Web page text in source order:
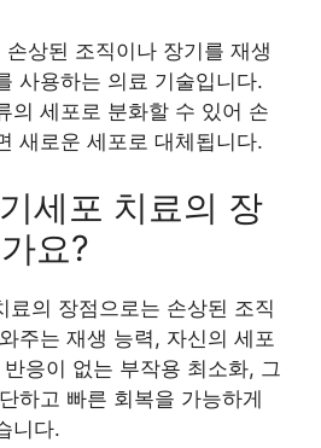
상된 조직이나 장기를 재생
사용하는 의료 기술입니다.
의 세포로 분화할 수 있어 손
새로운 세포로 대체됩니다.
세포 치료의 장
요?
료의 장점으로는 손상된 조직
주는 재생 능력, 자신의 세포
응이 없는 부작용 최소화, 그
하고 빠른 회복을 가능하게
니다.